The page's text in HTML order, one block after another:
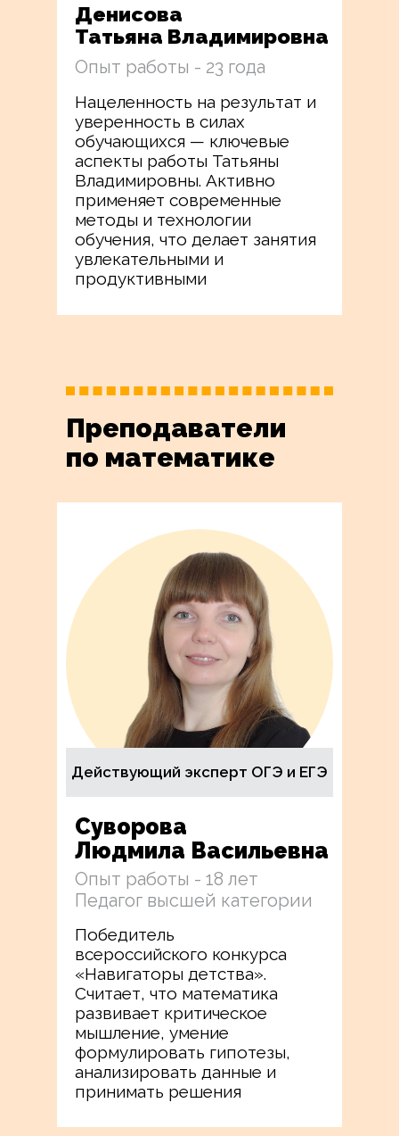
Денисова
Татьяна Владимировна
Опыт работы - 23 года
Нацеленность на результат и
уверенность в силах
обучающихся — ключевые
аспекты работы Татьяны
Владимировны. Активно
применяет современные
методы и технологии
обучения, что делает занятия
увлекательными и
продуктивными
Преподаватели
по математике
Суворова
Людмила Васильевна
Опыт работы - 18 лет
Педагог высшей категории
Победитель
всероссийского конкурса
«Навигаторы детства».
Считает, что математика
развивает критическое
мышление, умение
формулировать гипотезы,
анализировать данные и
принимать решения
Действующий эксперт ОГЭ и ЕГЭ